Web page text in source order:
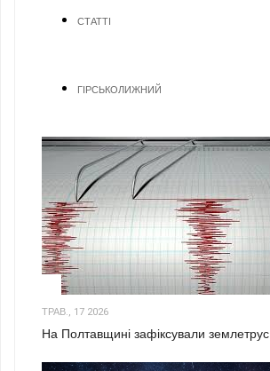
СТАТТІ
ГІРСЬКОЛИЖНИЙ
ТРАВ., 17 2026
На Полтавщині зафіксували землетрус